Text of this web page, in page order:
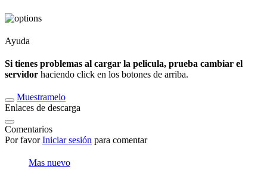
Ayuda
Si tienes problemas al cargar la pelicula, prueba cambiar el
servidor haciendo click en los botones de arriba.
Muestramelo
Enlaces de descarga
Comentarios
Por favorIniciar sesión para comentar
Mas nuevo